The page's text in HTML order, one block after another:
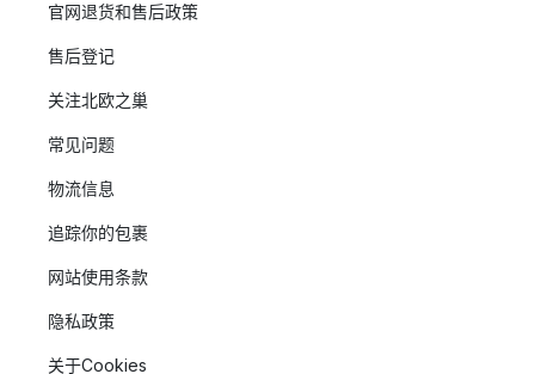
官网退货和售后政策
售后登记
关注北欧之巢
常见问题
物流信息
追踪你的包裹
网站使用条款
隐私政策
关于Cookies